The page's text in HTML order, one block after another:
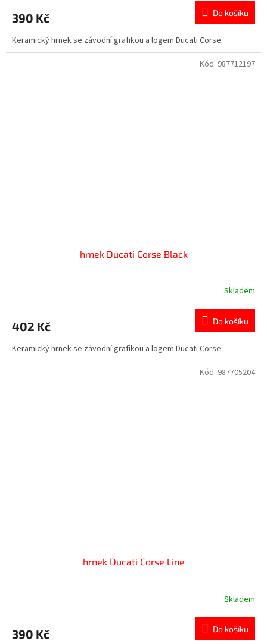
390 Kč Do košíku
Keramický hrnek se závodní grafikou a logem Ducati Corse.
hrnek Ducati Corse Black
Skladem
402 Kč Do košíku
Keramický hrnek se závodní grafikou a logem Ducati Corse
Kód: 987712197
hrnek Ducati Corse Line
Skladem
390 Kč Do košíku
Kód: 987705204